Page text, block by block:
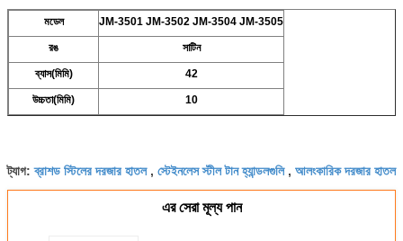
মডেল JM-3501 JM-3502 JM-3504 JM-3505
রঙ সাটিন
ব্যাস(মিমি) 42
উচ্চতা(মিমি) 10
ট্যাগ:ব্রাশড স্টিলের দরজার হাতল, স্টেইনলেস স্টীল টান হ্যান্ডলগুলি, আলংকারিক দরজার হাতল
এর সেরা মূল্য পান